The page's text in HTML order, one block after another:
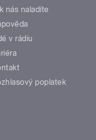
nás naladíte
v rádiu
poplatek